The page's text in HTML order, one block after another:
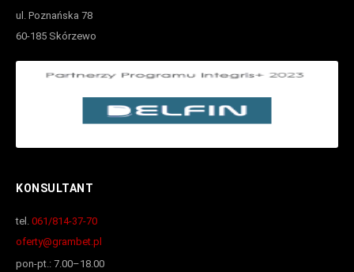
ul. Poznańska 78
60-185 Skórzewo
KONSULTANT
tel. 061/814-37-70
oferty@grambet.pl
pon-pt.: 7.00–18.00